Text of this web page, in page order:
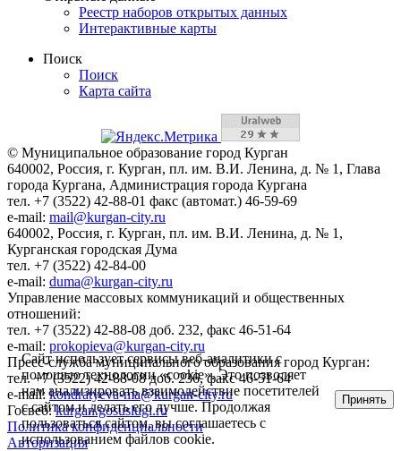
Реестр наборов открытых данных
Интерактивные карты
Поиск
Поиск
Карта сайта
© Муниципальное образование город Курган
640002, Россия, г. Курган, пл. им. В.И. Ленина, д. № 1, Глава
города Кургана, Администрация города Кургана
тел. +7 (3522) 42-88-01 факс (автомат.) 46-59-69
e-mail: mail@kurgan-city.ru
640002, Россия, г. Курган, пл. им. В.И. Ленина, д. № 1,
Курганская городская Дума
тел. +7 (3522) 42-84-00
e-mail: duma@kurgan-city.ru
Управление массовых коммуникаций и общественных
отношений:
тел. +7 (3522) 42-88-08 доб. 232, факс 46-51-64
e-mail: prokopieva@kurgan-city.ru
Пресс-служба муниципального образования город Курган:
тел. +7 (3522) 42-88-08 доб. 236, факс 46-51-64
e-mail:kondratyeva-ma@kurgan-city.ru
Госвеб:kurgan.gosuslugi.ru
Политика конфиденциальности
Авторизация
Сайт использует сервисы веб-аналитики с
помощью технологии «cookie». Это позволяет
нам анализировать взаимодействие посетителей
с сайтом и делать его лучше. Продолжая
пользоваться сайтом, вы соглашаетесь с
использованием файлов cookie.
Принять